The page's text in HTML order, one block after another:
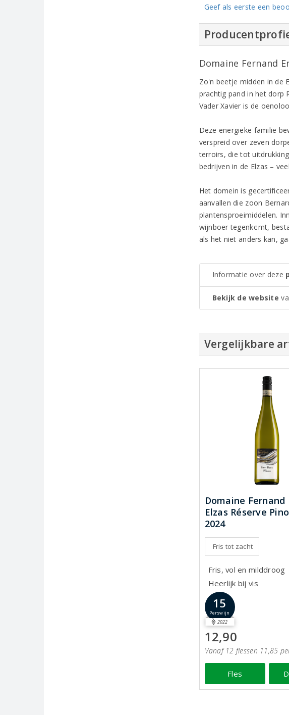
Geef als eerste een
Domaine Fernand
Zo'n beetje midden in de
prachtig pand in het dorp
Vader Xavier is de
Deze energieke familie
verspreid over zeven
terroirs, die tot
bedrijven in de Elzas –
Het domein is
aanvallen die zoon
plantensproeimiddelen.
wijnboer tegenkomt,
als het niet anders kan,
Informatie over deze
Bekijk de website
Vergelijkbare
Domaine Fernand
Elzas Réserve
2024
Fris tot zacht
Fris, vol en milddroog
Heerlijk bij vis
15
Perswijn
2022
12,90
Vanaf 12 flessen 11,85
Fles